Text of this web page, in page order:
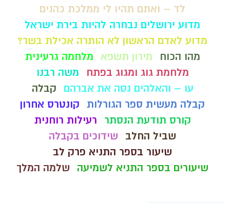
לד – ואתם תהיו לי ממלכת כהנים
מדוע ירושלים נבחרה להיות בירת ישראל
מדוע לאדם הראשון לא הותרה אכילת בשר?
מהו הכוח
מירון תשפא
מלחמה גרעינית
מלחמת גוג ומגוג בפתח
משה רבנו
עו – והאלהים נסה את אברהם
קבלה
קבלה מעשית ספר הגורלות קונטרס אחרון
קורס תודעת הנסתר
רעילות רוחנית
שביל החלב
שידוכים בקבלה
שיעור בספר התניא פרק לב
שיעורים בספר התניא לשמיעה
שלמה המלך